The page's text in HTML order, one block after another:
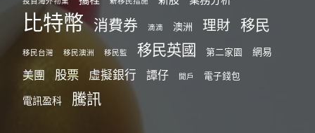
比特幣 消費券 滴滴 澳洲 理財 移民
移民台灣 移民澳洲 移民監 移民英國 第二家園 網易
美團 股票 虛擬銀行 譚仔 開戶 電子錢包
電訊盈科 騰訊